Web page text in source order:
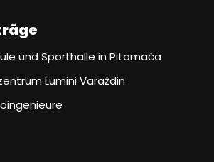
und Sporthalle in Pitomača
Lumini Varaždin